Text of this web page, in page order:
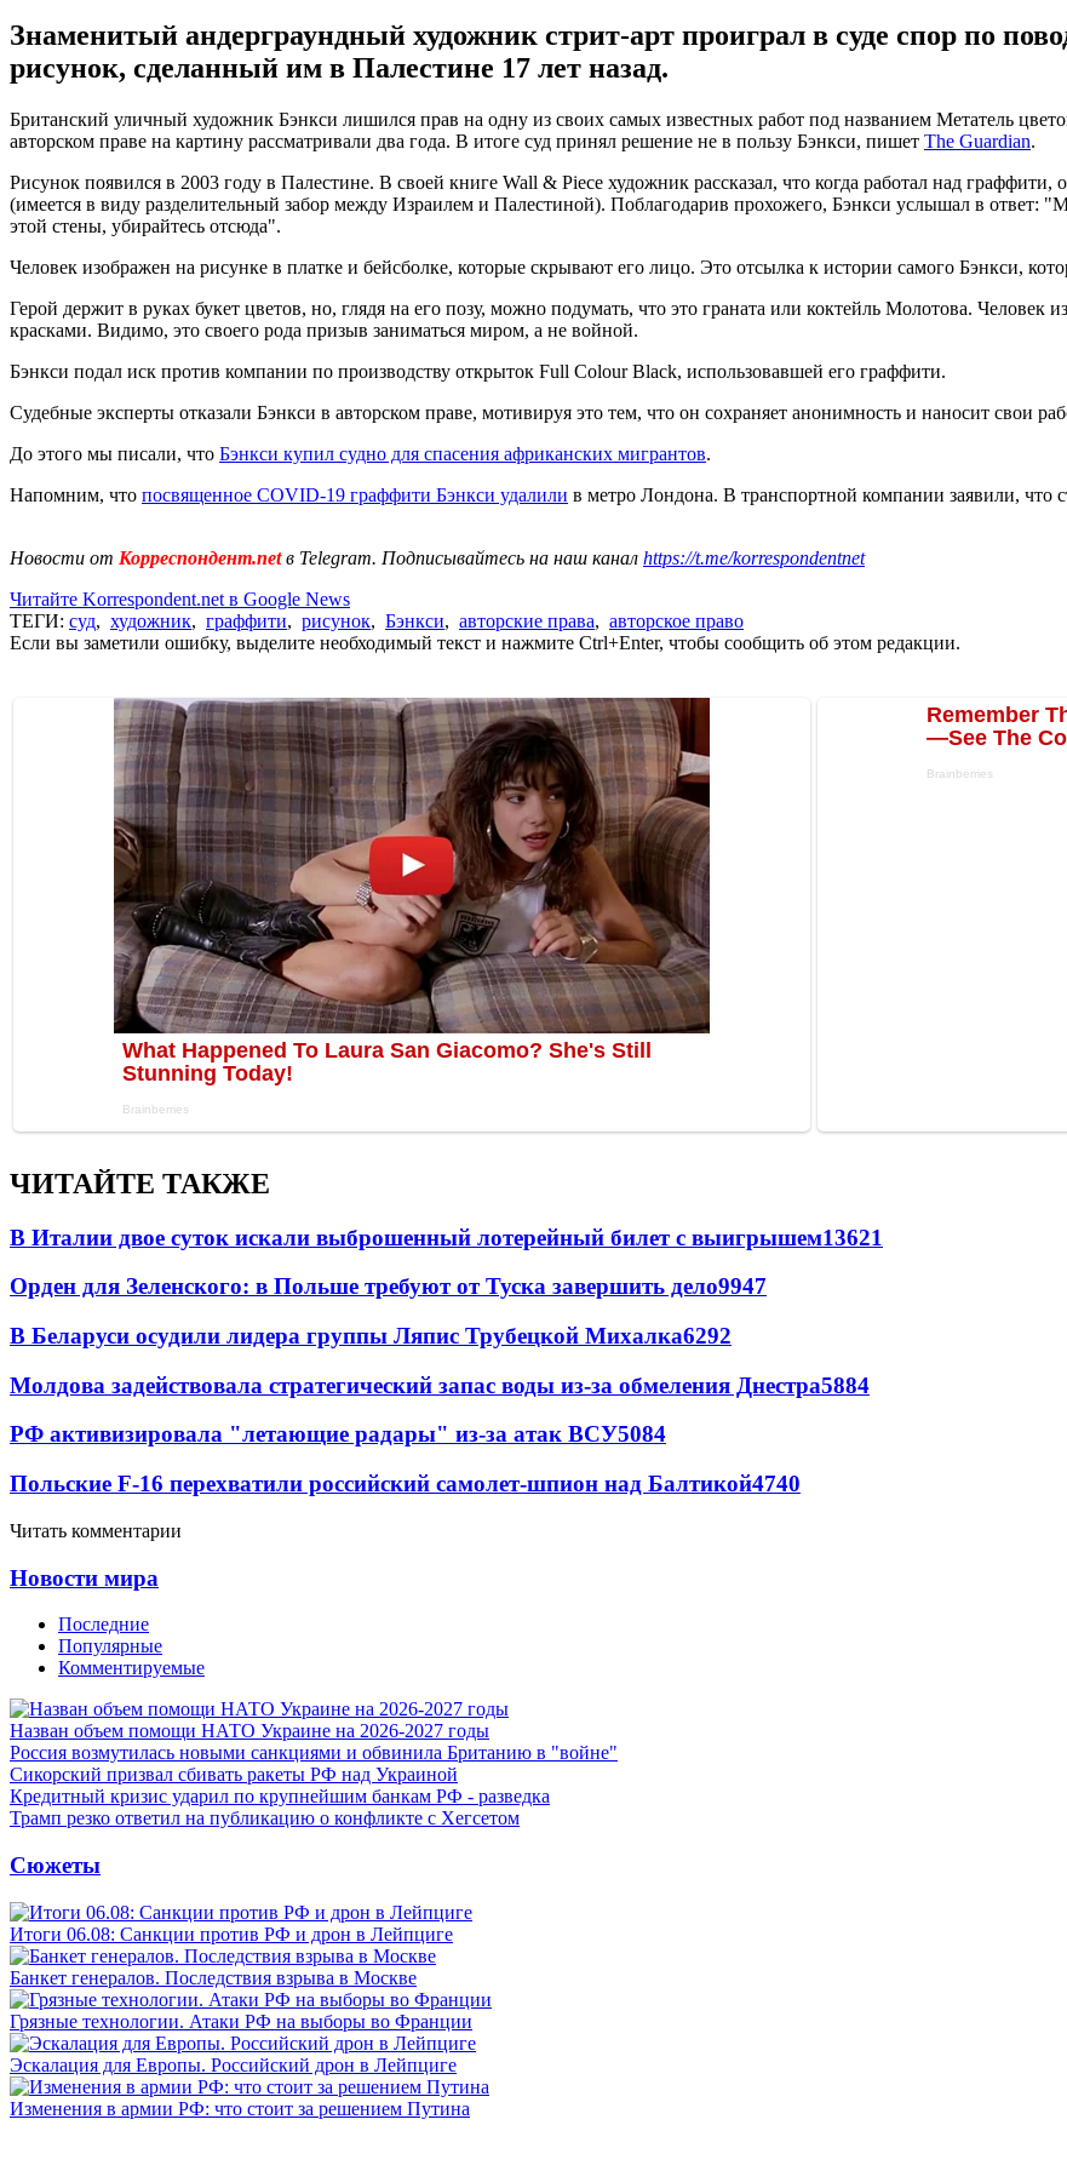
Знаменитый андерграундный художник стрит-арт проиграл в суде спор по
рисунок, сделанный им в Палестине 17 лет назад.
Британский уличный художник Бэнкси лишился прав на одну из своих самых известных работ под названием Метатель
авторском праве на картину рассматривали два года. В итоге суд принял решение не в пользу Бэнкси, пишет The Guardian.
Рисунок появился в 2003 году в Палестине. В своей книге Wall & Piece художник рассказал, что когда работал над
(имеется в виду разделительный забор между Израилем и Палестиной). Поблагодарив прохожего, Бэнкси услышал в
этой стены, убирайтесь отсюда".
Человек изображен на рисунке в платке и бейсболке, которые скрывают его лицо. Это отсылка к истории самого Бэнкси,
Герой держит в руках букет цветов, но, глядя на его позу, можно подумать, что это граната или коктейль Молотова.
красками. Видимо, это своего рода призыв заниматься миром, а не войной.
Бэнкси подал иск против компании по производству открыток Full Colour Black, использовавшей его граффити.
Судебные эксперты отказали Бэнкси в авторском праве, мотивируя это тем, что он сохраняет анонимность и наносит свои
До этого мы писали, что Бэнкси купил судно для спасения африканских мигрантов.
Напомним, что посвященное COVID-19 граффити Бэнкси удалили в метро Лондона. В транспортной компании заявили, что
Новости от Корреспондент.netв Telegram. Подписывайтесь на наш канал https://t.me/korrespondentnet
Читайте Korrespondent.net в Google News
ТЕГИ: суд, художник, граффити, рисунок, Бэнкси, авторские права, авторское право
Если вы заметили ошибку, выделите необходимый текст и нажмите Ctrl+Enter, чтобы сообщить об этом редакции.
ЧИТАЙТЕ ТАКЖЕ
В Италии двое суток искали выброшенный лотерейный билет с выигрышем13621
Орден для Зеленского: в Польше требуют от Туска завершить дело9947
В Беларуси осудили лидера группы Ляпис Трубецкой Михалка6292
Молдова задействовала стратегический запас воды из-за обмеления Днестра5884
РФ активизировала "летающие радары" из-за атак ВСУ5084
Польские F-16 перехватили российский самолет-шпион над Балтикой4740
Читать комментарии
Новости мира
Последние
Популярные
Комментируемые
Назван объем помощи НАТО Украине на 2026-2027 годы
Россия возмутилась новыми санкциями и обвинила Британию в "войне"
Сикорский призвал сбивать ракеты РФ над Украиной
Кредитный кризис ударил по крупнейшим банкам РФ - разведка
Трамп резко ответил на публикацию о конфликте с Хегсетом
Сюжеты
Итоги 06.08: Санкции против РФ и дрон в Лейпциге
Банкет генералов. Последствия взрыва в Москве
Грязные технологии. Атаки РФ на выборы во Франции
Эскалация для Европы. Российский дрон в Лейпциге
Изменения в армии РФ: что стоит за решением Путина